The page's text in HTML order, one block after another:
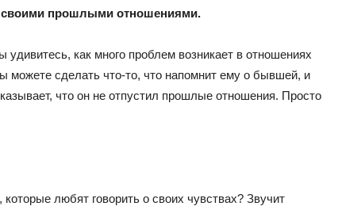
своими прошлыми отношениями.
как много проблем возникает в отношениях
сделать что-то, что напомнит ему о бывшей, и
что он не отпустил прошлые отношения. Просто
любят говорить о своих чувствах? Звучит